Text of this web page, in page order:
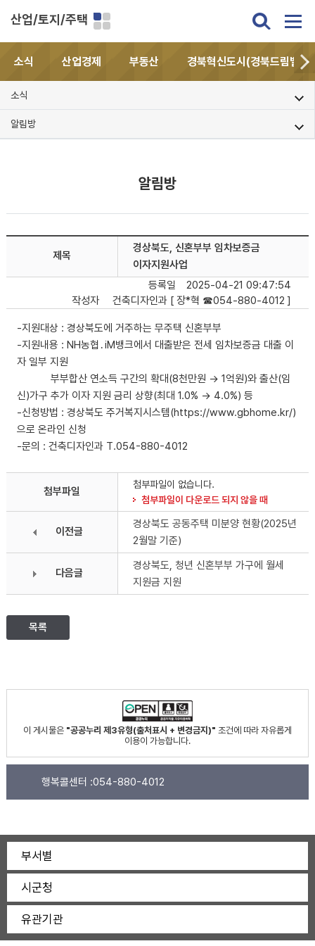
산업/토지/주택
소식 산업경제 부동산 경북혁신도시(경북드림밸리)
소식
알림방
알림방
제목
경상북도, 신혼부부 임차보증금
이자지원사업
등록일
2025-04-21 09:47:54
작성자
건축디자인과 [ 장*혁 ☎054-880-4012 ]
-지원대상 : 경상북도에 거주하는 무주택 신혼부부
-지원내용 : NH농협․iM뱅크에서 대출받은 전세 임차보증금 대출 이
자 일부 지원
부부합산 연소득 구간의 확대(8천만원 → 1억원)와 출산(임
신)가구 추가 이자 지원 금리 상향(최대 1.0% → 4.0%) 등
-신청방법 : 경상북도 주거복지시스템(https://www.gbhome.kr/)
으로 온라인 신청
-문의 : 건축디자인과 T.054-880-4012
첨부파일
첨부파일이 없습니다.
첨부파일이 다운로드 되지 않을 때
이전글
경상북도 공동주택 미분양 현황(2025년
2월말 기준)
다음글
경상북도, 청년 신혼부부 가구에 월세
지원금 지원
목록
이 게시물은 "공공누리 제3유형(출처표시 + 변경금지)" 조건에 따라 자유롭게
이용이 가능합니다.
행복콜센터 :054-880-4012
부서별
시군청
유관기관